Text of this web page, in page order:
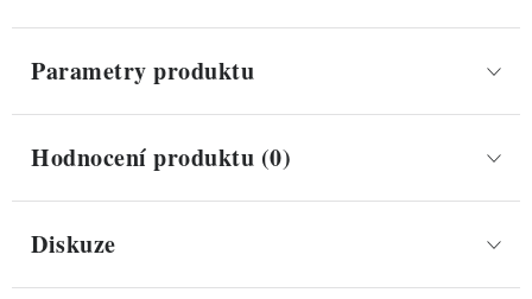
Parametry produktu
Hodnocení produktu (0)
Diskuze